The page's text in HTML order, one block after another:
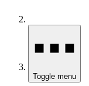
Toggle menu